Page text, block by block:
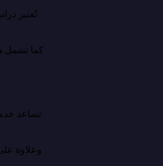
تُعتبر
كما تشمل
تساعد
وعلاوة